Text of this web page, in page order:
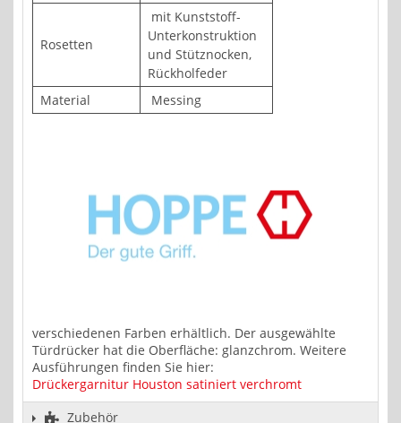
Rosetten
mit Kunststoff-
Unterkonstruktion
und Stütznocken,
Rückholfeder
Material
Messing
verschiedenen Farben erhältlich. Der ausgewählte
Türdrücker hat die Oberfläche: glanzchrom. Weitere
Ausführungen finden Sie hier:
Drückergarnitur Houston satiniert verchromt
Zubehör